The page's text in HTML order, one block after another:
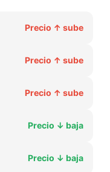
Precio ↑ sube
Precio ↑ sube
Precio ↑ sube
Precio ↓ baja
Precio ↓ baja